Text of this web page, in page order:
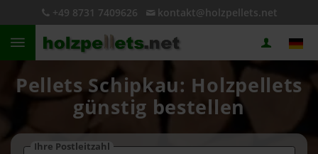
+49 8731 7409626 kontakt@holzpellets.net
Pellets Schipkau: Holzpellets
günstig bestellen
Ihre Postleitzahl